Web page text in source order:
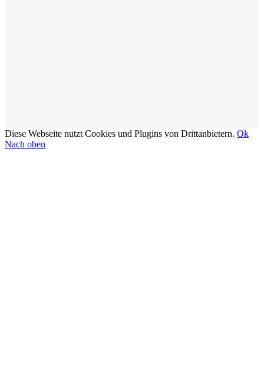
Diese Webseite nutzt Cookies und Plugins von Drittanbietern. Ok
Nach oben